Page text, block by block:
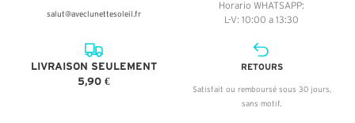
salut@aveclunettesoleil.fr
Horario WHATSAPP:
L-V: 10:00 a 13:30
LIVRAISON SEULEMENT
5,90 €
RETOURS
Satisfait ou remboursé sous 30 jours,
sans motif.